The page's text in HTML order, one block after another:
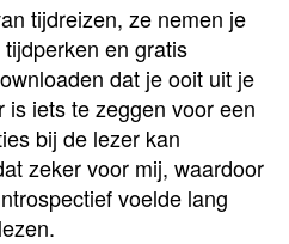
tijdreizen, ze nemen je
en gratis
dat je ooit uit je
iets te zeggen voor een
bij de lezer kan
zeker voor mij, waardoor
voelde lang